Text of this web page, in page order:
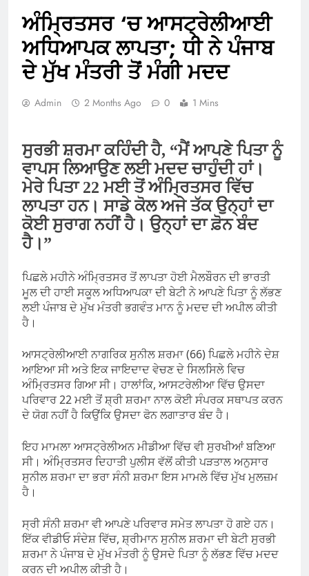
ਅੰਮ੍ਰਿਤਸਰ ‘ਚ ਆਸਟ੍ਰੇਲੀਆਈ
ਅਧਿਆਪਕ ਲਾਪਤਾ; ਧੀ ਨੇ ਪੰਜਾਬ
ਦੇ ਮੁੱਖ ਮੰਤਰੀ ਤੋਂ ਮੰਗੀ ਮਦਦ
Admin 2 Months Ago 0 1 Mins
ਸੁਰਭੀ ਸ਼ਰਮਾ ਕਹਿੰਦੀ ਹੈ, “ਮੈਂ ਆਪਣੇ ਪਿਤਾ ਨੂੰ
ਵਾਪਸ ਲਿਆਉਣ ਲਈ ਮਦਦ ਚਾਹੁੰਦੀ ਹਾਂ।
ਮੇਰੇ ਪਿਤਾ 22 ਮਈ ਤੋਂ ਅੰਮ੍ਰਿਤਸਰ ਵਿੱਚ
ਲਾਪਤਾ ਹਨ। ਸਾਡੇ ਕੋਲ ਅਜੇ ਤੱਕ ਉਨ੍ਹਾਂ ਦਾ
ਕੋਈ ਸੁਰਾਗ ਨਹੀਂ ਹੈ। ਉਨ੍ਹਾਂ ਦਾ ਫ਼ੋਨ ਬੰਦ
ਹੈ।”
ਪਿਛਲੇ ਮਹੀਨੇ ਅੰਮ੍ਰਿਤਸਰ ਤੋਂ ਲਾਪਤਾ ਹੋਈ ਮੈਲਬੌਰਨ ਦੀ ਭਾਰਤੀ
ਮੂਲ ਦੀ ਹਾਈ ਸਕੂਲ ਅਧਿਆਪਕਾ ਦੀ ਬੇਟੀ ਨੇ ਆਪਣੇ ਪਿਤਾ ਨੂੰ ਲੱਭਣ
ਲਈ ਪੰਜਾਬ ਦੇ ਮੁੱਖ ਮੰਤਰੀ ਭਗਵੰਤ ਮਾਨ ਨੂੰ ਮਦਦ ਦੀ ਅਪੀਲ ਕੀਤੀ
ਹੈ।
ਆਸਟ੍ਰੇਲੀਆਈ ਨਾਗਰਿਕ ਸੁਨੀਲ ਸ਼ਰਮਾ (66) ਪਿਛਲੇ ਮਹੀਨੇ ਦੇਸ਼
ਆਇਆ ਸੀ ਅਤੇ ਇਕ ਜਾਇਦਾਦ ਵੇਚਣ ਦੇ ਸਿਲਸਿਲੇ ਵਿਚ
ਅੰਮ੍ਰਿਤਸਰ ਗਿਆ ਸੀ। ਹਾਲਾਂਕਿ, ਆਸਟਰੇਲੀਆ ਵਿੱਚ ਉਸਦਾ
ਪਰਿਵਾਰ 22 ਮਈ ਤੋਂ ਸ਼੍ਰੀ ਸ਼ਰਮਾ ਨਾਲ ਕੋਈ ਸੰਪਰਕ ਸਥਾਪਤ ਕਰਨ
ਦੇ ਯੋਗ ਨਹੀਂ ਹੈ ਕਿਉਂਕਿ ਉਸਦਾ ਫੋਨ ਲਗਾਤਾਰ ਬੰਦ ਹੈ।
ਇਹ ਮਾਮਲਾ ਆਸਟ੍ਰੇਲੀਅਨ ਮੀਡੀਆ ਵਿੱਚ ਵੀ ਸੁਰਖੀਆਂ ਬਣਿਆ
ਸੀ। ਅੰਮ੍ਰਿਤਸਰ ਦਿਹਾਤੀ ਪੁਲੀਸ ਵੱਲੋਂ ਕੀਤੀ ਪੜਤਾਲ ਅਨੁਸਾਰ
ਸੁਨੀਲ ਸ਼ਰਮਾ ਦਾ ਭਰਾ ਸੰਨੀ ਸ਼ਰਮਾ ਇਸ ਮਾਮਲੇ ਵਿੱਚ ਮੁੱਖ ਮੁਲਜ਼ਮ
ਹੈ।
ਸ੍ਰੀ ਸੰਨੀ ਸ਼ਰਮਾ ਵੀ ਆਪਣੇ ਪਰਿਵਾਰ ਸਮੇਤ ਲਾਪਤਾ ਹੋ ਗਏ ਹਨ।
ਇੱਕ ਵੀਡੀਓ ਸੰਦੇਸ਼ ਵਿੱਚ, ਸ਼੍ਰੀਮਾਨ ਸੁਨੀਲ ਸ਼ਰਮਾ ਦੀ ਬੇਟੀ ਸੁਰਭੀ
ਸ਼ਰਮਾ ਨੇ ਪੰਜਾਬ ਦੇ ਮੁੱਖ ਮੰਤਰੀ ਨੂੰ ਉਸਦੇ ਪਿਤਾ ਨੂੰ ਲੱਭਣ ਵਿੱਚ ਮਦਦ
ਕਰਨ ਦੀ ਅਪੀਲ ਕੀਤੀ ਹੈ।